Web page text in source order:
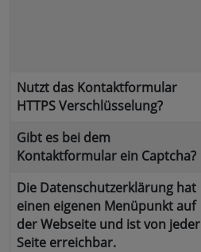
Nutzt das Kontaktformular
HTTPS Verschlüsselung?
Gibt es bei dem
Kontaktformular ein Captcha?
Die Datenschutzerklärung hat
einen eigenen Menüpunkt auf
der Webseite und ist von jeder
Seite erreichbar.